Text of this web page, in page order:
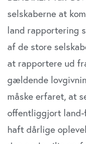
selskaberne at
land rapportering
af de store
at rapportere ud
gældende
måske erfaret, at
offentliggjort land-
haft dårlige